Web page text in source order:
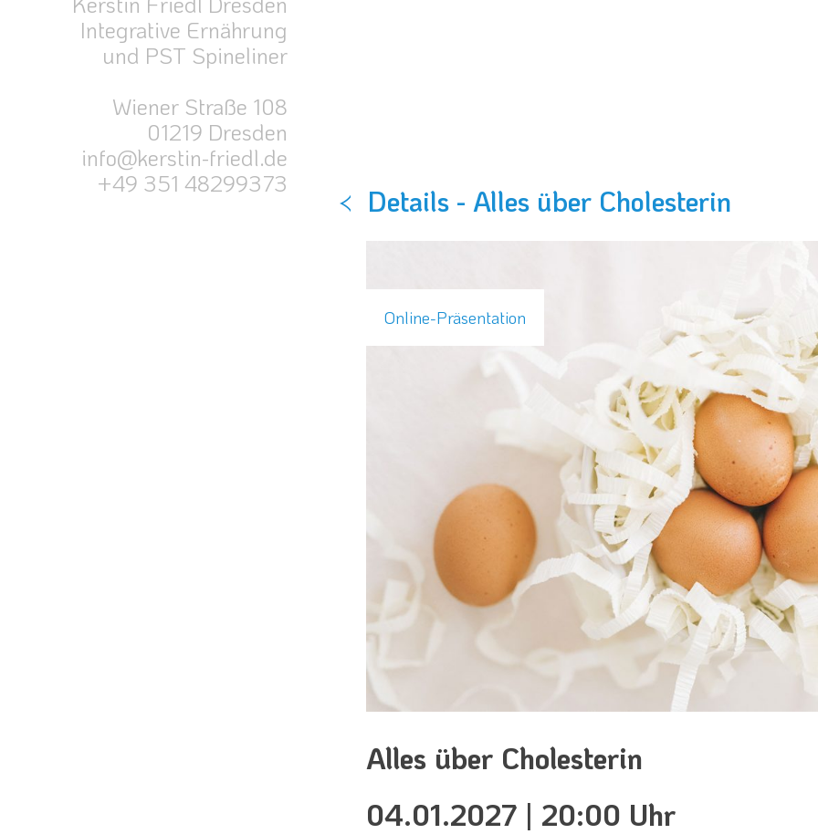
Integrative Ernährung
und PST Spineliner
Wiener Straße 108
01219 Dresden
info@kerstin-friedl.de
+49 351 48299373
< Details -Alles über Cholesterin
Online-Präsentation
Alles über Cholesterin
04.01.2027 | 20:00 Uhr